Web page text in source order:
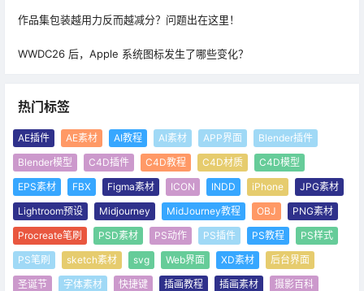
作品集包装越用力反而越减分？问题出在这里！
WWDC26 后，Apple 系统图标发生了哪些变化？
热门标签
AE插件 AE素材 AI教程 AI素材 APP界面
Blender插件
Blender模型
C4D插件 C4D教程 C4D材质
C4D模型
EPS素材
FBX Figma素材 ICON INDD iPhone
JPG素材
Lightroom预设
Midjourney MidJourney教程 OBJ
PNG素材
Procreate笔刷
PSD素材 PS动作 PS插件 PS教程
PS样式
PS笔刷
sketch素材 svg Web界面 XD素材
后台界面
圣诞节
字体素材 快捷键 插画教程 插画素材
摄影百科